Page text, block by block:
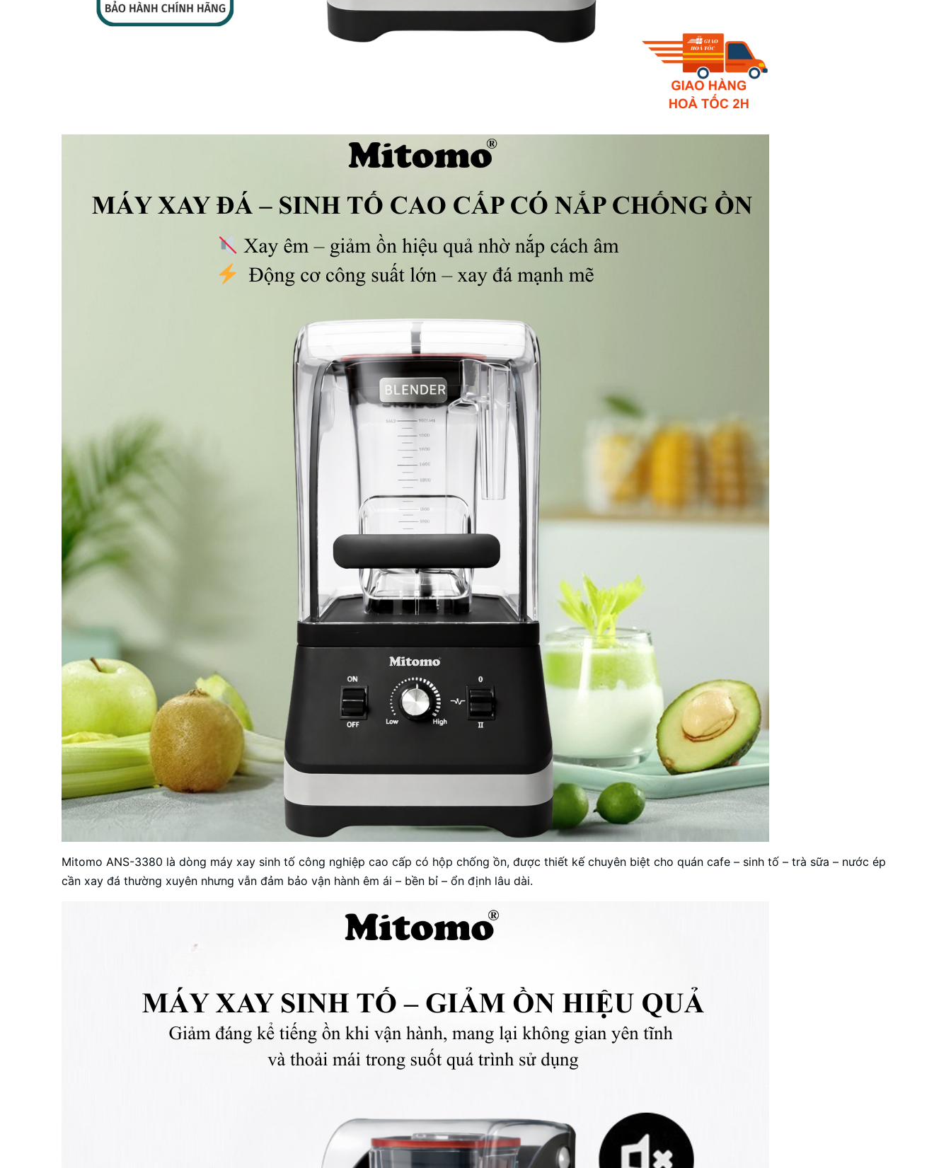
Mitomo ANS-3380 là dòng máy xay sinh tố công nghiệp cao cấp có hộp chống ồn, được thiết kế chuyên biệt cho quán cafe – sinh tố – trà sữa – nước ép
cần xay đá thường xuyên nhưng vẫn đảm bảo vận hành êm ái – bền bỉ – ổn định lâu dài.